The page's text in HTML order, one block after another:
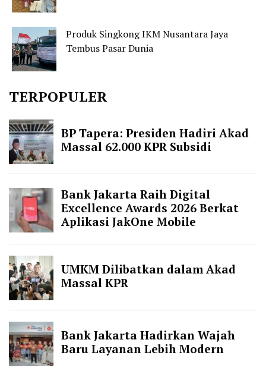
Produk Singkong IKM Nusantara Jaya
Tembus Pasar Dunia
TERPOPULER